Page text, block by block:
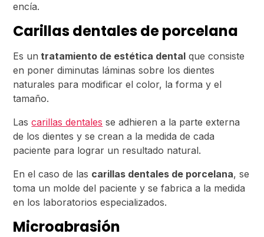
encía.
Carillas dentales de porcelana
Es un tratamiento de estética dental que consiste
en poner diminutas láminas sobre los dientes
naturales para modificar el color, la forma y el
tamaño.
Lascarillas dentales se adhieren a la parte externa
de los dientes y se crean a la medida de cada
paciente para lograr un resultado natural.
En el caso de las carillas dentales de porcelana, se
toma un molde del paciente y se fabrica a la medida
en los laboratorios especializados.
Microabrasión